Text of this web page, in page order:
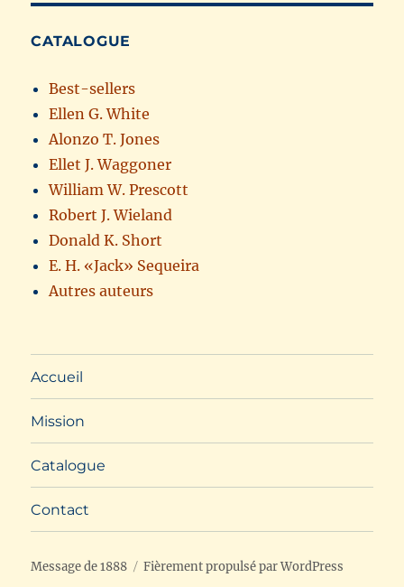
CATALOGUE
Best-sellers
Ellen G. White
Alonzo T. Jones
Ellet J. Waggoner
William W. Prescott
Robert J. Wieland
Donald K. Short
E. H. «Jack» Sequeira
Autres auteurs
Accueil
Mission
Catalogue
Contact
Message de 1888 Fièrement propulsé par WordPress